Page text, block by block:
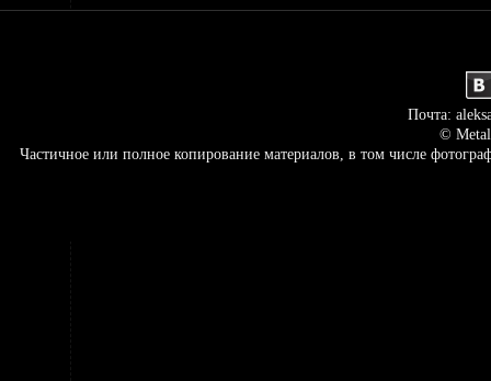
Почта:
©
Частичное или полное копирование материалов, в том числе